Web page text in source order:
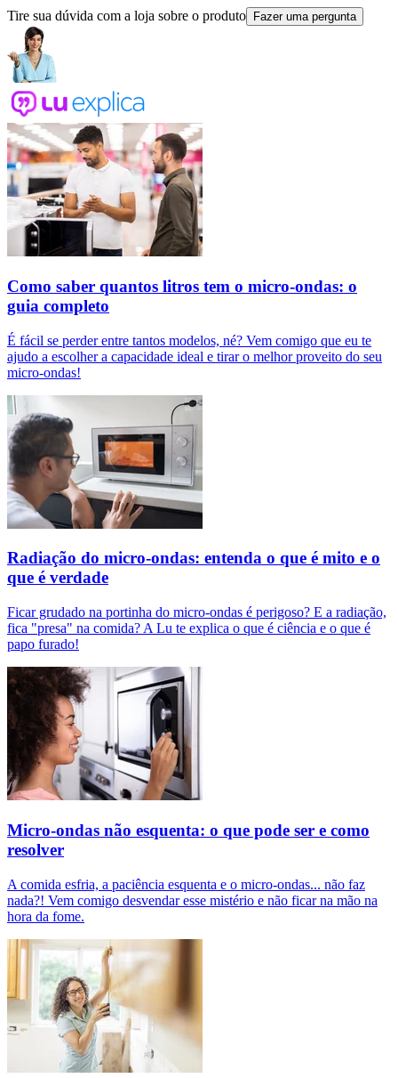
Tire sua dúvida com a loja sobre o produto Fazer uma pergunta
Como saber quantos litros tem o micro-ondas: o
guia completo
É fácil se perder entre tantos modelos, né? Vem comigo que eu te
ajudo a escolher a capacidade ideal e tirar o melhor proveito do seu
micro-ondas!
Radiação do micro-ondas: entenda o que é mito e o
que é verdade
Ficar grudado na portinha do micro-ondas é perigoso? E a radiação,
fica "presa" na comida? A Lu te explica o que é ciência e o que é
papo furado!
Micro-ondas não esquenta: o que pode ser e como
resolver
A comida esfria, a paciência esquenta e o micro-ondas... não faz
nada?! Vem comigo desvendar esse mistério e não ficar na mão na
hora da fome.